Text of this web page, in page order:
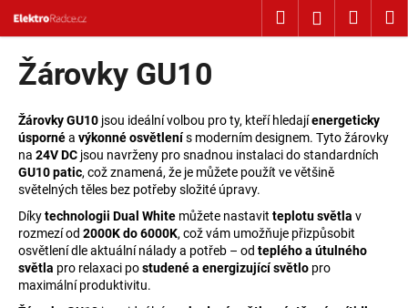
Hledat Přihlášení
Žárovky GU10
Žárovky GU10 jsou ideální volbou pro ty, kteří hledajíenergeticky
úspornéa výkonné osvětlenís moderním designem. Tyto žárovky
na 24V DC jsou navrženy pro snadnou instalaci do standardních
GU10 patic, což znamená, že je můžete použít ve většině
světelných těles bez potřeby složité úpravy.
Díkytechnologii Dual White můžete nastavit teplotu světla v
rozmezí od 2000K do 6000K, což vám umožňuje přizpůsobit
osvětlení dle aktuální nálady a potřeb – od teplého a útulného
světla pro relaxaci postudené a energizující světlo pro
maximální produktivitu.
Košík
o
p
o
t
ř
e
b
u